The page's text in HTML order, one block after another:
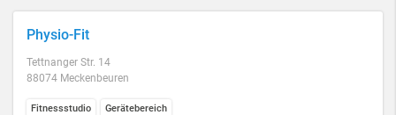
Physio-Fit
Tettnanger Str. 14
88074 Meckenbeuren
Fitnessstudio Gerätebereich